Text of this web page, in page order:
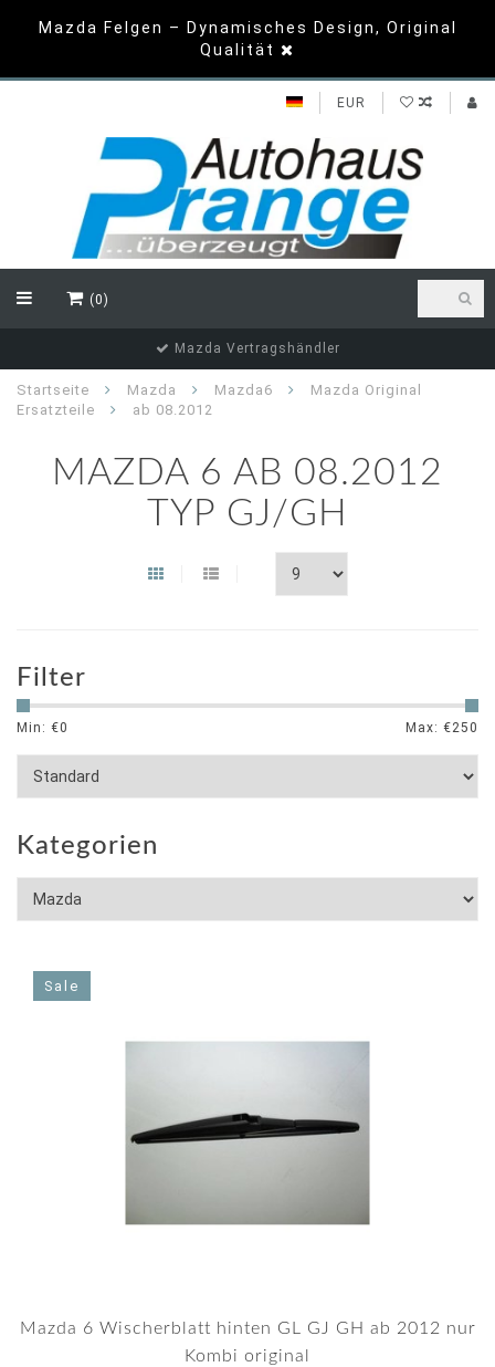
Mazda Felgen – Dynamisches Design, Original
Qualität
EUR
(0)
Mazda Vertragshändler
Startseite Mazda Mazda6
Mazda Original
Ersatzteile
ab 08.2012
MAZDA 6 AB 08.2012
TYP GJ/GH
Filter
Min: €0 Max: €250
Kategorien
Sale
Mazda 6 Wischerblatt hinten GL GJ GH ab 2012 nur
Kombi original